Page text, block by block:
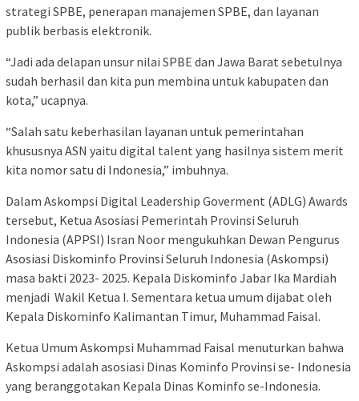
strategi SPBE, penerapan manajemen SPBE, dan layanan
publik berbasis elektronik.
“Jadi ada delapan unsur nilai SPBE dan Jawa Barat sebetulnya
sudah berhasil dan kita pun membina untuk kabupaten dan
kota,” ucapnya.
“Salah satu keberhasilan layanan untuk pemerintahan
khususnya ASN yaitu digital talent yang hasilnya sistem merit
kita nomor satu di Indonesia,” imbuhnya.
Dalam Askompsi Digital Leadership Goverment (ADLG) Awards
tersebut, Ketua Asosiasi Pemerintah Provinsi Seluruh
Indonesia (APPSI) Isran Noor mengukuhkan Dewan Pengurus
Asosiasi Diskominfo Provinsi Seluruh Indonesia (Askompsi)
masa bakti 2023- 2025. Kepala Diskominfo Jabar Ika Mardiah
menjadi Wakil Ketua I. Sementara ketua umum dijabat oleh
Kepala Diskominfo Kalimantan Timur, Muhammad Faisal.
Ketua Umum Askompsi Muhammad Faisal menuturkan bahwa
Askompsi adalah asosiasi Dinas Kominfo Provinsi se- Indonesia
yang beranggotakan Kepala Dinas Kominfo se-Indonesia.